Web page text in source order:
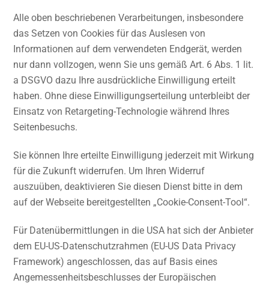
Alle oben beschriebenen Verarbeitungen, insbesondere
das Setzen von Cookies für das Auslesen von
Informationen auf dem verwendeten Endgerät, werden
nur dann vollzogen, wenn Sie uns gemäß Art. 6 Abs. 1 lit.
a DSGVO dazu Ihre ausdrückliche Einwilligung erteilt
haben. Ohne diese Einwilligungserteilung unterbleibt der
Einsatz von Retargeting-Technologie während Ihres
Seitenbesuchs.
Sie können Ihre erteilte Einwilligung jederzeit mit Wirkung
für die Zukunft widerrufen. Um Ihren Widerruf
auszuüben, deaktivieren Sie diesen Dienst bitte in dem
auf der Webseite bereitgestellten „Cookie-Consent-Tool“.
Für Datenübermittlungen in die USA hat sich der Anbieter
dem EU-US-Datenschutzrahmen (EU-US Data Privacy
Framework) angeschlossen, das auf Basis eines
Angemessenheitsbeschlusses der Europäischen